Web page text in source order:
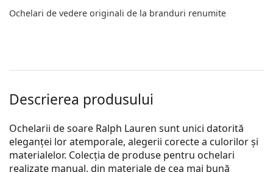
Ochelari de vedere originali de la branduri renumite
Descrierea produsului
Ochelarii de soare Ralph Lauren sunt unici datorită
eleganței lor atemporale, alegerii corecte a culorilor și
materialelor. Colecția de produse pentru ochelari
realizate manual, din materiale de cea mai bună